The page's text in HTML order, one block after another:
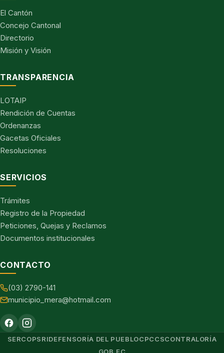
El Cantón
Concejo Cantonal
Directorio
Misión y Visión
TRANSPARENCIA
LOTAIP
Rendición de Cuentas
Ordenanzas
Gacetas Oficiales
Resoluciones
SERVICIOS
Trámites
Registro de la Propiedad
Peticiones, Quejas y Reclamos
Documentos institucionales
CONTACTO
(03) 2790-141
municipio_mera@hotmail.com
SERCOPSRIDEFENSORÍA DEL PUEBLOCPCCSCONTRALORÍA